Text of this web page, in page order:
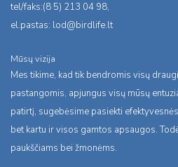
tel/faks:(8 5) 213 04 98,
el.pastas: lod@birdlife.lt
Mūsų vizija
Mes tikime, kad tik bendromis visų
pastangomis, apjungus visų mūsų
patirtį, sugebėsime pasiekti
bet kartu ir visos gamtos apsaugos.
paukščiams bei žmonėms.